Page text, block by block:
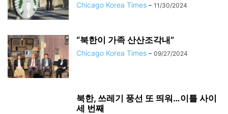
Chicago Korea Times - 11/30/2024
“북한이 가족 산산조각내”
Chicago Korea Times - 09/27/2024
북한, 쓰레기 풍선 또 띄워…이틀 사이
세 번째